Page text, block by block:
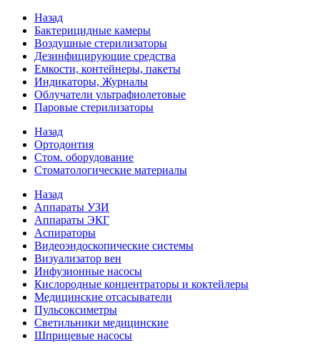
Назад
Бактерицидные камеры
Воздушные стерилизаторы
Дезинфицирующие средства
Емкости, контейнеры, пакеты
Индикаторы, Журналы
Облучатели ультрафиолетовые
Паровые стерилизаторы
Назад
Ортодонтия
Стом. оборудование
Стоматологические материалы
Назад
Аппараты УЗИ
Аппараты ЭКГ
Аспираторы
Видеоэндоскопические системы
Визуализатор вен
Инфузионные насосы
Кислородные концентраторы и коктейлеры
Медицинские отсасыватели
Пульсоксиметры
Светильники медицинские
Шприцевые насосы